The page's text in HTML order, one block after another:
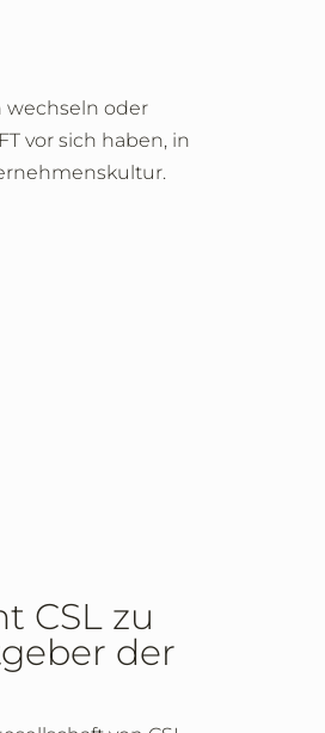
wechseln oder
vor sich haben, in
CSL zu
der